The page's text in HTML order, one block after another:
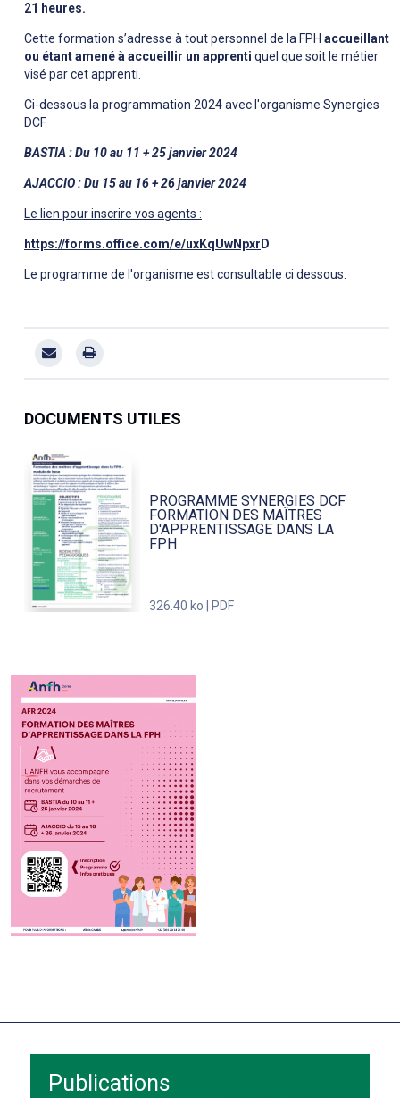
21 heures.
Cette formation s’adresse à tout personnel de la FPH accueillant
ou étant amené à accueillir un apprenti quel que soit le métier
visé par cet apprenti.
Ci-dessous la programmation 2024 avec l'organisme Synergies
DCF
BASTIA : Du 10 au 11 + 25 janvier 2024
AJACCIO : Du 15 au 16 + 26 janvier 2024
Le lien pour inscrire vos agents :
https://forms.office.com/e/uxKqUwNpxr D
Le programme de l'organisme est consultable ci dessous.
DOCUMENTS UTILES
PROGRAMME SYNERGIES DCF
FORMATION DES MAÎTRES
D'APPRENTISSAGE DANS LA
FPH
326.40 ko | PDF
Publications